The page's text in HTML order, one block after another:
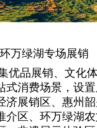
万绿湖专场展销
优品展销、文化
式消费场景，设
济展销区、惠州
介区、环万绿湖